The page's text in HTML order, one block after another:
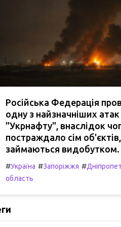
Російська Федерація
одну з найзначніших атак
"Укрнафту", внаслідок
постраждало сім
займаються видобутком.
#Україна #Запоріжжя #
область